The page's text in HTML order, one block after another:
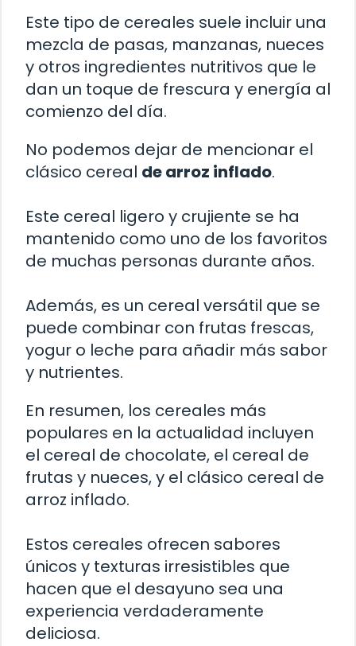
Este tipo de cereales suele incluir una
mezcla de pasas, manzanas, nueces
y otros ingredientes nutritivos que le
dan un toque de frescura y energía al
comienzo del día.
No podemos dejar de mencionar el
clásico cereal de arroz inflado.
Este cereal ligero y crujiente se ha
mantenido como uno de los favoritos
de muchas personas durante años.
Además, es un cereal versátil que se
puede combinar con frutas frescas,
yogur o leche para añadir más sabor
y nutrientes.
En resumen, los cereales más
populares en la actualidad incluyen
el cereal de chocolate, el cereal de
frutas y nueces, y el clásico cereal de
arroz inflado.
Estos cereales ofrecen sabores
únicos y texturas irresistibles que
hacen que el desayuno sea una
experiencia verdaderamente
deliciosa.